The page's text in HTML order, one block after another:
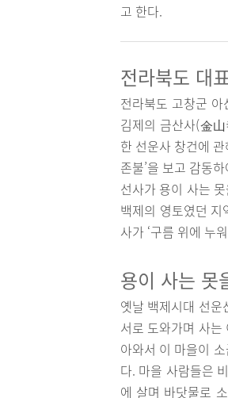
고 한다.
전라북도 대
전라북도 고창군
김제의 금산사(金
한 선운사 창건에
존불’을 보고 감동
선사가 용이 사는
백제의 영토였던
사가 ‘구름 위에 누
용이 사는 못
옛날 백제시대 선
서로 도와가며 사
아와서 이 마을이
다. 마을 사람들은
에 살며 바닷물로